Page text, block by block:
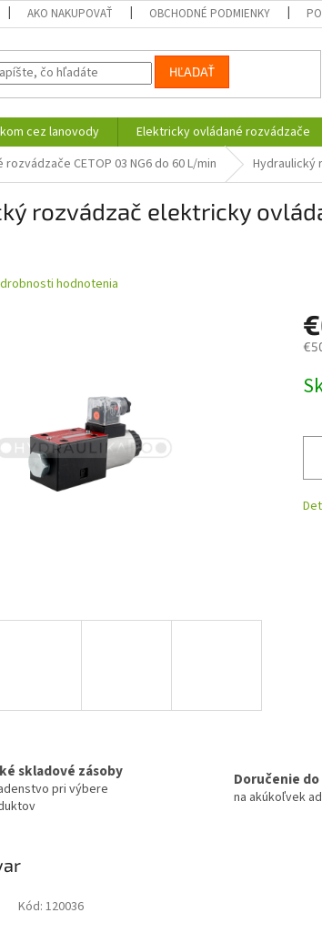
AKO NAKUPOVAŤ OBCHODNÉ PODMIENKY
HĽADAŤ
cez lanovody Elektricky ovládané rozvádzače
CETOP 03 NG6 do 60 L/min Hydraulický
rozvádzač elektricky
hodnotenia
skladové zásoby
pri výbere
Doručenie
na akúkoľvek
Kód: 120036